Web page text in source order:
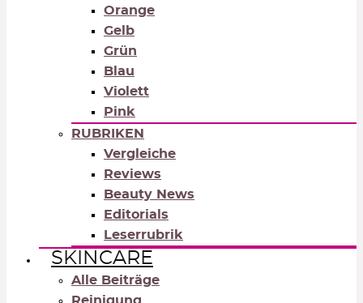
Orange
Gelb
Grün
Blau
Violett
Pink
RUBRIKEN
Vergleiche
Reviews
Beauty News
Editorials
Leserrubrik
SKINCARE
Alle Beiträge